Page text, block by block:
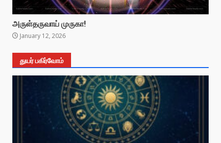
அருள்தருவாய் முருகா!
January 12, 2026
துயர் பகிர்வோம்